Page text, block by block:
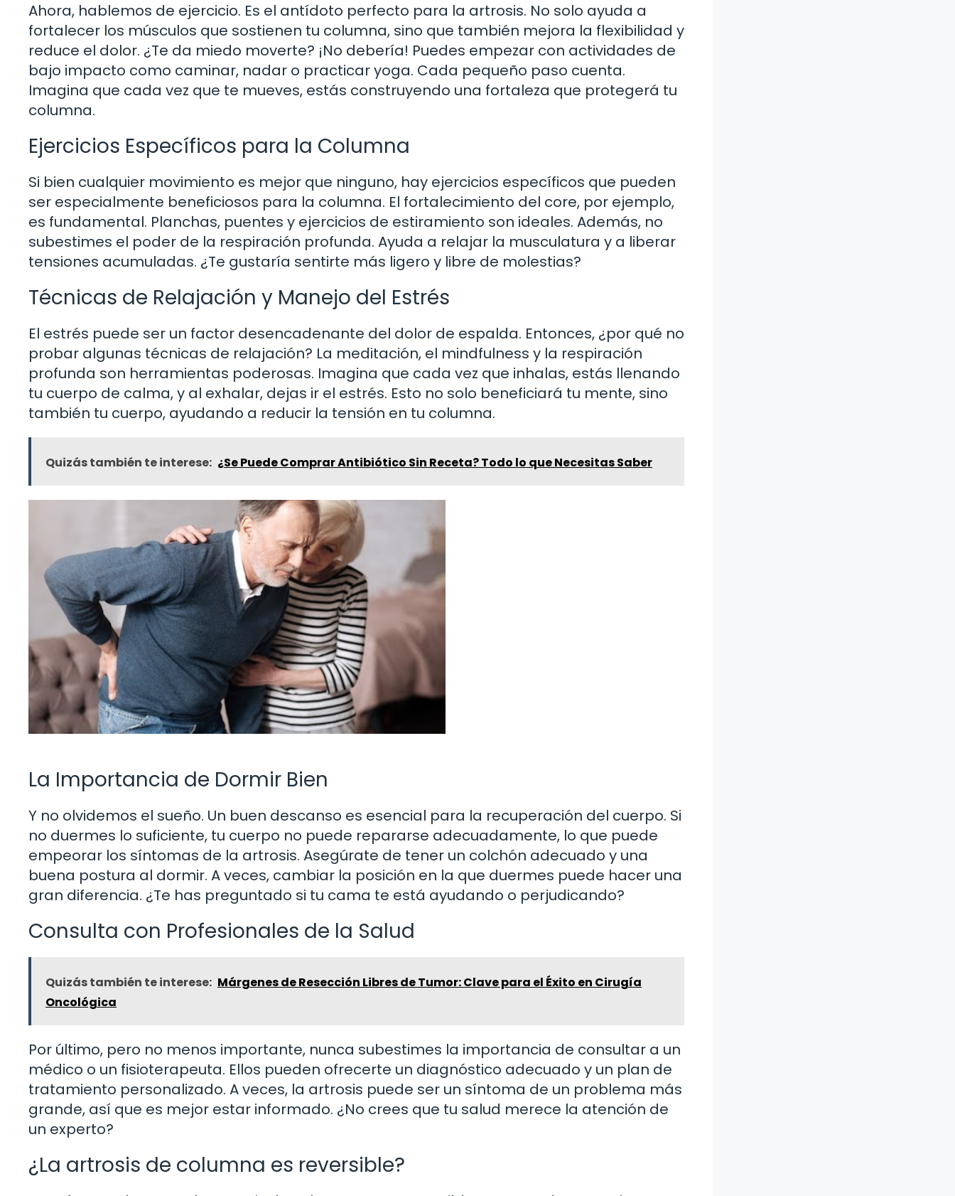
Ahora, hablemos de ejercicio. Es el antídoto perfecto para la artrosis. No solo ayuda a
fortalecer los músculos que sostienen tu columna, sino que también mejora la flexibilidad y
reduce el dolor. ¿Te da miedo moverte? ¡No debería! Puedes empezar con actividades de
bajo impacto como caminar, nadar o practicar yoga. Cada pequeño paso cuenta.
Imagina que cada vez que te mueves, estás construyendo una fortaleza que protegerá tu
columna.
Ejercicios Específicos para la Columna
Si bien cualquier movimiento es mejor que ninguno, hay ejercicios específicos que pueden
ser especialmente beneficiosos para la columna. El fortalecimiento del core, por ejemplo,
es fundamental. Planchas, puentes y ejercicios de estiramiento son ideales. Además, no
subestimes el poder de la respiración profunda. Ayuda a relajar la musculatura y a liberar
tensiones acumuladas. ¿Te gustaría sentirte más ligero y libre de molestias?
Técnicas de Relajación y Manejo del Estrés
El estrés puede ser un factor desencadenante del dolor de espalda. Entonces, ¿por qué no
probar algunas técnicas de relajación? La meditación, el mindfulness y la respiración
profunda son herramientas poderosas. Imagina que cada vez que inhalas, estás llenando
tu cuerpo de calma, y al exhalar, dejas ir el estrés. Esto no solo beneficiará tu mente, sino
también tu cuerpo, ayudando a reducir la tensión en tu columna.
Quizás también te interese: ¿Se Puede Comprar Antibiótico Sin Receta? Todo lo que Necesitas Saber
La Importancia de Dormir Bien
Y no olvidemos el sueño. Un buen descanso es esencial para la recuperación del cuerpo. Si
no duermes lo suficiente, tu cuerpo no puede repararse adecuadamente, lo que puede
empeorar los síntomas de la artrosis. Asegúrate de tener un colchón adecuado y una
buena postura al dormir. A veces, cambiar la posición en la que duermes puede hacer una
gran diferencia. ¿Te has preguntado si tu cama te está ayudando o perjudicando?
Consulta con Profesionales de la Salud
Quizás también te interese: Márgenes de Resección Libres de Tumor: Clave para el Éxito en Cirugía
Oncológica
Por último, pero no menos importante, nunca subestimes la importancia de consultar a un
médico o un fisioterapeuta. Ellos pueden ofrecerte un diagnóstico adecuado y un plan de
tratamiento personalizado. A veces, la artrosis puede ser un síntoma de un problema más
grande, así que es mejor estar informado. ¿No crees que tu salud merece la atención de
un experto?
¿La artrosis de columna es reversible?